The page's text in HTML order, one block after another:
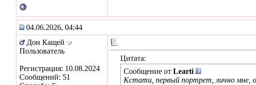
04.06.2026, 04:44
Дон Кащей
Пользователь
Регистрация: 10.08.2024
Сообщений: 51
Цитата:
Сообщение от Learti
Кстати, первый портрет, лично мне,